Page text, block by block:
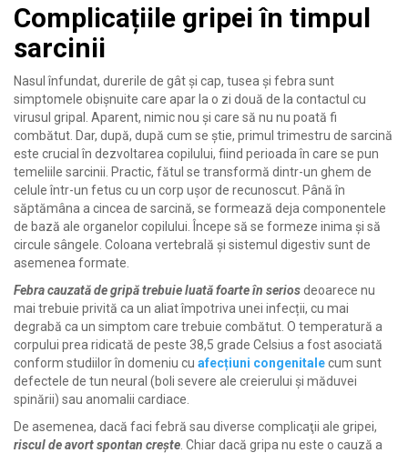
Complicațiile gripei în timpul
sarcinii
Nasul înfundat, durerile de gât și cap, tusea și febra sunt
simptomele obișnuite care apar la o zi două de la contactul cu
virusul gripal. Aparent, nimic nou și care să nu nu poată fi
combătut. Dar, după, după cum se știe, primul trimestru de sarcină
este crucial în dezvoltarea copilului, fiind perioada în care se pun
temeliile sarcinii. Practic, fătul se transformă dintr-un ghem de
celule într-un fetus cu un corp ușor de recunoscut. Până în
săptămâna a cincea de sarcină, se formează deja componentele
de bază ale organelor copilului. Începe să se formeze inima şi să
circule sângele. Coloana vertebrală şi sistemul digestiv sunt de
asemenea formate.
Febra cauzată de gripă trebuie luată foarte în seriosdeoarece nu
mai trebuie privită ca un aliat împotriva unei infecții, cu mai
degrabă ca un simptom care trebuie combătut. O temperatură a
corpului prea ridicată de peste 38,5 grade Celsius a fost asociată
conform studiilor în domeniu cu afecțiuni congenitalecum sunt
defectele de tun neural (boli severe ale creierului și măduvei
spinării) sau anomalii cardiace.
De asemenea, dacă faci febră sau diverse complicaţii ale gripei,
riscul de avort spontan creşte . Chiar dacă gripa nu este o cauză a